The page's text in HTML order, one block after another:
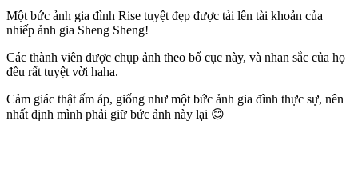
Một bức ảnh gia đình Rise tuyệt đẹp được tải lên tài khoản của
nhiếp ảnh gia Sheng Sheng!
Các thành viên được chụp ảnh theo bố cục này, và nhan sắc của họ
đều rất tuyệt vời haha.
Cảm giác thật ấm áp, giống như một bức ảnh gia đình thực sự, nên
nhất định mình phải giữ bức ảnh này lại 😊